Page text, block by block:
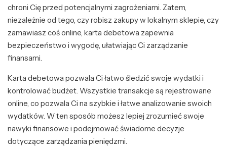
chroni Cię przed potencjalnymi zagrożeniami. Zatem,
niezależnie od tego, czy robisz zakupy w lokalnym sklepie, czy
zamawiasz coś online, karta debetowa zapewnia
bezpieczeństwo i wygodę, ułatwiając Ci zarządzanie
finansami.
Karta debetowa pozwala Ci łatwo śledzić swoje wydatki i
kontrolować budżet. Wszystkie transakcje są rejestrowane
online, co pozwala Ci na szybkie i łatwe analizowanie swoich
wydatków. W ten sposób możesz lepiej zrozumieć swoje
nawyki finansowe i podejmować świadome decyzje
dotyczące zarządzania pieniędzmi.